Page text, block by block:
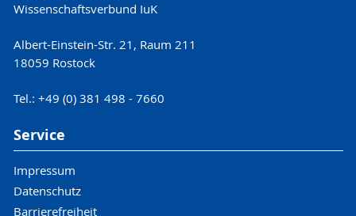
Wissenschaftsverbund IuK
Albert-Einstein-Str. 21, Raum 211
18059 Rostock
Tel.: +49 (0) 381 498 - 7660
Service
Impressum
Datenschutz
Barrierefreiheit